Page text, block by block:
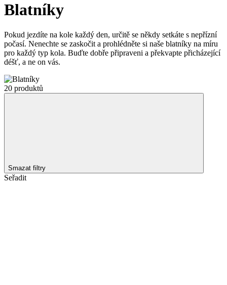
Blatníky
Pokud jezdíte na kole každý den, určitě se někdy setkáte s nepřízní
počasí. Nenechte se zaskočit a prohlédněte si naše blatníky na míru
pro každý typ kola. Buďte dobře připraveni a překvapte přicházející
déšť, a ne on vás.
20 produktů
Smazat filtry
Seřadit